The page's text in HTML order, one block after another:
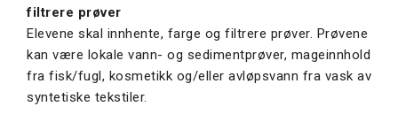
filtrere prøver
Elevene skal innhente, farge og filtrere prøver. Prøvene
kan være lokale vann- og sedimentprøver, mageinnhold
fra fisk/fugl, kosmetikk og/eller avløpsvann fra vask av
syntetiske tekstiler.